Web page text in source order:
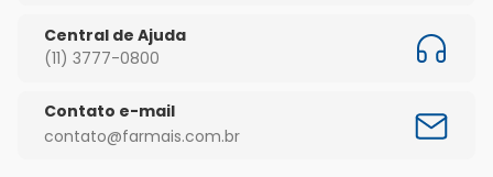
Central de Ajuda
(11) 3777-0800
Contato e-mail
contato@farmais.com.br